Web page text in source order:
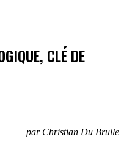
CLÉ DE
par Christian Du Brulle